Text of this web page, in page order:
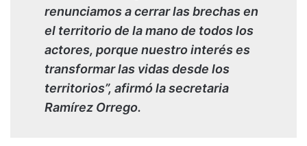
renunciamos a cerrar las brechas en
el territorio de la mano de todos los
actores, porque nuestro interés es
transformar las vidas desde los
territorios”, afirmó la secretaria
Ramírez Orrego.